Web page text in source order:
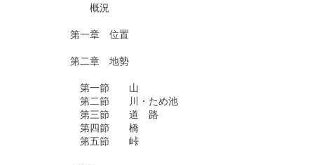
概況
第一章　位置
第二章　地勢
第一節　　山
第二節　　川・ため池
第三節　　道　路
第四節　　橋
第五節　　峠